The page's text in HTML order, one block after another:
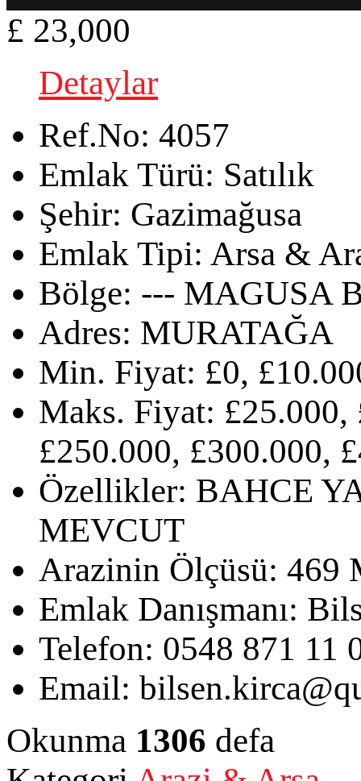
£ 23,000
Detaylar
Ref.No: 4057
Emlak Türü: Satılık
Şehir: Gazimağusa
Emlak Tipi: Arsa &
Bölge: --- MAGUSA
Adres: MURATAĞA
Min. Fiyat: £0,
Maks. Fiyat: £25.000,
£250.000, £300.000,
Özellikler: BAHCE
MEVCUT
Arazinin Ölçüsü: 469
Emlak Danışmanı:
Telefon: 0548 871 11
Email:
Okunma 1306 defa